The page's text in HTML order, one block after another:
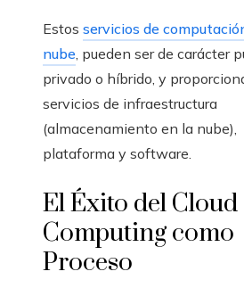
Estos servicios de
nube, pueden ser de carácter
privado o híbrido, y
servicios de infraestructura
(almacenamiento en la nube),
plataforma y software.
El Éxito del Cloud
Computing como
Proceso